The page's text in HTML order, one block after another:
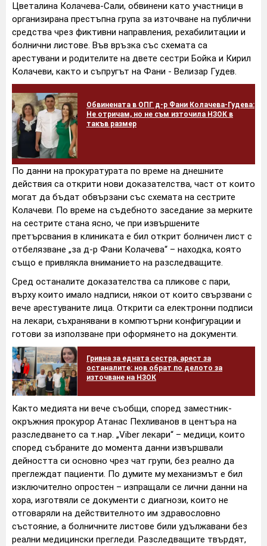
Цветалина Колачева-Сали, обвинени като участници в
организирана престъпна група за източване на публични
средства чрез фиктивни направления, рехабилитации и
болнични листове. Във връзка със схемата са
арестувани и родителите на двете сестри Бойка и Кирил
Колачеви, както и съпругът на Фани - Велизар Гудев.
Обвинената в ОПГ д-р Фани Колачева-Гудева:
Не отричам, но не съм източила НЗОК в
такъв размер
По данни на прокуратурата по време на днешните
действия са открити нови доказателства, част от които
могат да бъдат обвързани със схемата на сестрите
Колачеви. По време на съдебното заседание за мерките
на сестрите стана ясно, че при извършените
претърсвания в клиниката е бил открит болничен лист с
отбелязване „за д-р Фани Колачева“ – находка, която
също е привлякла вниманието на разследващите.
Сред останалите доказателства са пликове с пари,
върху които имало надписи, някои от които свързвани с
вече арестуваните лица. Открити са електронни подписи
на лекари, съхранявани в компютърни конфигурации и
готови за използване при оформянето на документи.
Гривна за едната сестра, арест за
останалите: нов обрат по делото за
източване на НЗОК
Както медията ни вече съобщи, според заместник-
окръжния прокурор Атанас Пехливанов в центъра на
разследването са т.нар. „Viber лекари“ – медици, които
според събраните до момента данни извършвали
дейността си основно чрез чат групи, без реално да
преглеждат пациенти. По думите му механизмът е бил
изключително опростен – изпращали се лични данни на
хора, изготвяли се документи с диагнози, които не
отговаряли на действителното им здравословно
състояние, а болничните листове били удължавани без
реални медицински прегледи. Разследващите твърдят,